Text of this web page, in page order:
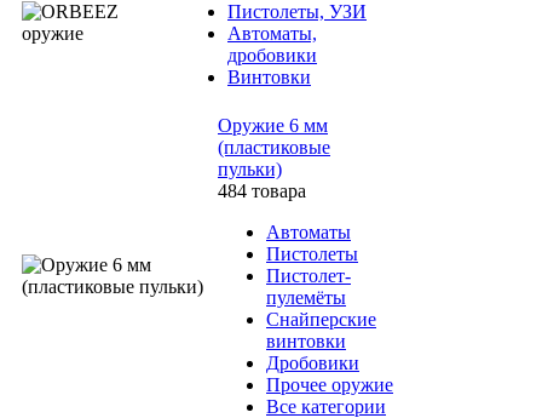
Пистолеты, УЗИ
Автоматы,
дробовики
Винтовки
Оружие 6 мм
(пластиковые
пульки)
484 товара
Автоматы
Пистолеты
Пистолет-
пулемёты
Снайперские
винтовки
Дробовики
Прочее оружие
Все категории